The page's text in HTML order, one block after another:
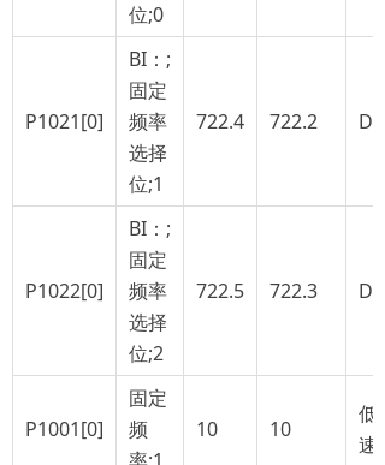
位;0
P1021[0]
BI：;
固定
频率
选择
位;1
722.4 722.2 DI3
P1022[0]
BI：;
固定
频率
选择
位;2
722.5 722.3 DI4
P1001[0]
固定
频
10 10
低
速